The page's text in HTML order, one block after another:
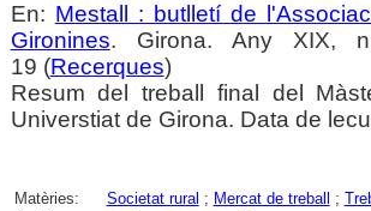
En: Mestall : butlletí de
Gironines. Girona. Any XIX,
19 (Recerques)
Resum del treball final del
Universtiat de Girona. Data de
Matèries: Societat rural ; Mercat de treball ;